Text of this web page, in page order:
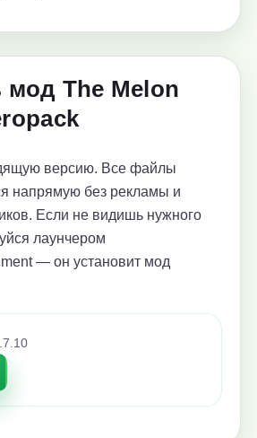
мод The Melon
версию. Все файлы
напрямую без рекламы и
Если не видишь нужного
лаунчером
— он установит мод